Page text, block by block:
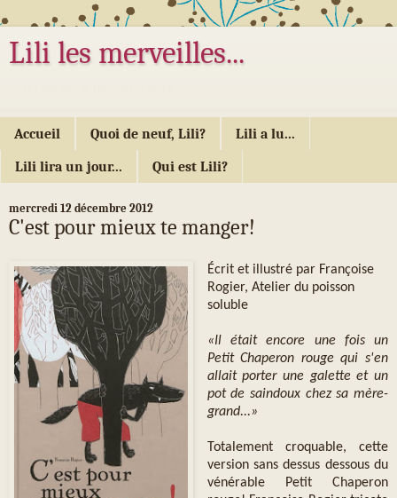
Lili les merveilles...
Accueil Quoi de neuf, Lili? Lili a lu...
Lili lira un jour... Qui est Lili?
mercredi 12 décembre 2012
C'est pour mieux te manger!
Écrit et illustré par Françoise
Rogier, Atelier du poisson
soluble
«Il était encore une fois un
Petit Chaperon rouge qui s'en
allait porter une galette et un
pot de saindoux chez sa mère-
grand...»
Totalement croquable, cette
version sans dessus dessous du
vénérable Petit Chaperon